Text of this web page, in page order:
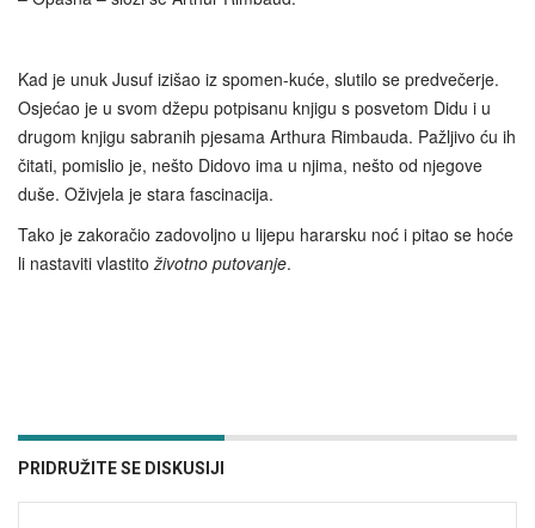
Kad je unuk Jusuf izišao iz spomen-kuće, slutilo se predvečerje.
Osjećao je u svom džepu potpisanu knjigu s posvetom Didu i u
drugom knjigu sabranih pjesama Arthura Rimbauda. Pažljivo ću ih
čitati, pomislio je, nešto Didovo ima u njima, nešto od njegove
duše. Oživjela je stara fascinacija.
Tako je zakoračio zadovoljno u lijepu hararsku noć i pitao se hoće
li nastaviti vlastitoživotno putovanje.
PRIDRUŽITE SE DISKUSIJI